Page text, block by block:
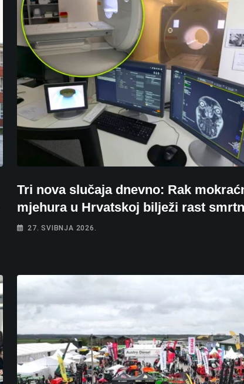
Tri nova slučaja dnevno: Rak
mjehura u Hrvatskoj bilježi rast
27. SVIBNJA 2026.